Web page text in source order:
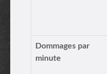
Dommages par
minute